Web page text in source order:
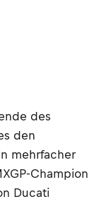
des
den
mehrfacher
Champion
Ducati